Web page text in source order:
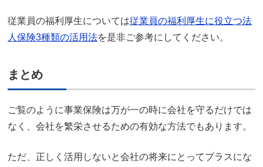
従業員の福利厚生については従業員の福利厚生に役立つ法
人保険3種類の活用法を是非ご参考にしてください。
まとめ
ご覧のように事業保険は万が一の時に会社を守るだけでは
なく、会社を繁栄させるための有効な方法でもあります。
ただ、正しく活用しないと会社の将来にとってプラスにな